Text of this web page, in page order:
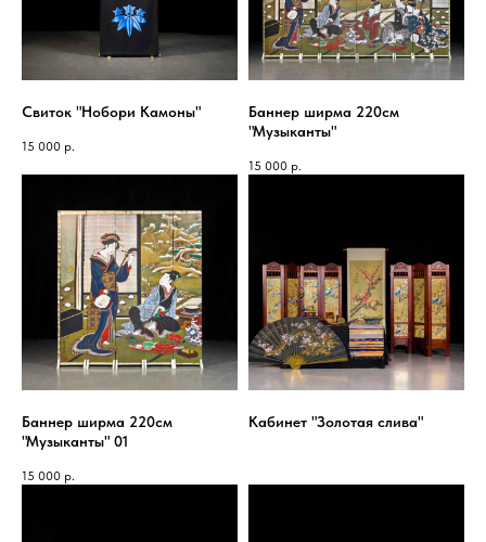
Свиток "Нобори Камоны"
15 000 р.
Баннер ширма 220см
"Музыканты"
15 000 р.
Баннер ширма 220см
"Музыканты" 01
15 000 р.
Кабинет "Золотая слива"